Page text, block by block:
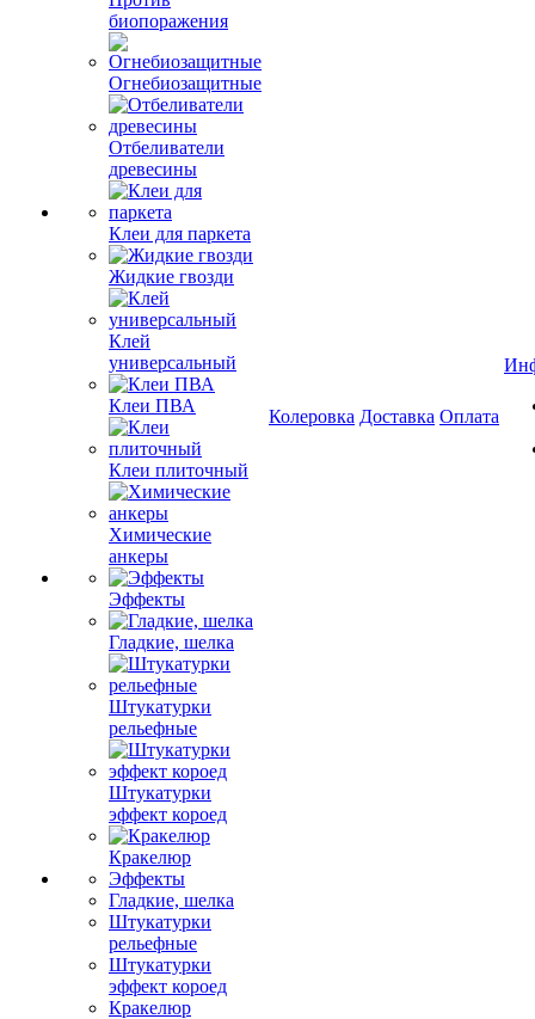
биопоражения
Огнебиозащитные
Отбеливатели
древесины
Клеи для паркета
Жидкие гвозди
Клей
универсальный
Клеи ПВА
Клеи плиточный
Химические
анкеры
Эффекты
Гладкие, шелка
Штукатурки
рельефные
Штукатурки
эффект короед
Кракелюр
Эффекты
Гладкие, шелка
Штукатурки
рельефные
Штукатурки
эффект короед
Кракелюр
Колеровка Доставка Оплата